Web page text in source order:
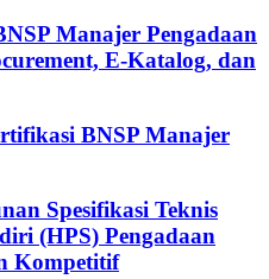
Manajer Pengadaan
E-Katalog, dan
BNSP Manajer
Spesifikasi Teknis
(HPS) Pengadaan
Kompetitif